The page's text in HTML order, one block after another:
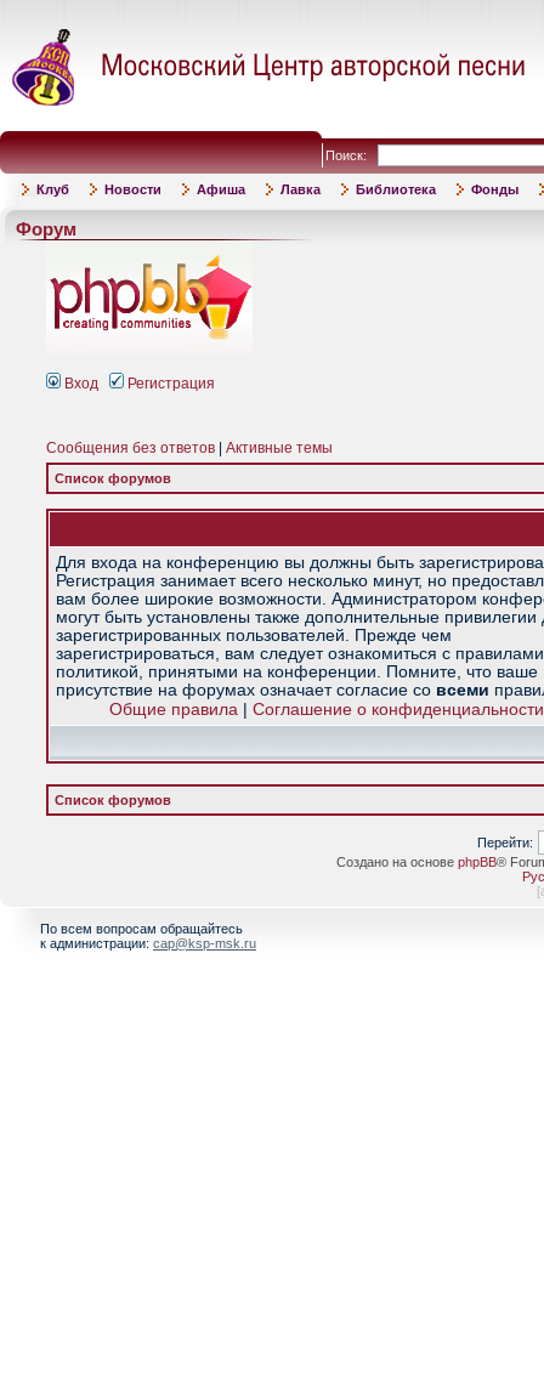
Поиск:
Клуб Новости Афиша Лавка Библиотека Фонды
Форум
Вход Регистрация
Сообщения без ответов Активные темы
Список форумов
Для входа на конференцию вы должны быть
Регистрация занимает всего несколько минут, но
вам более широкие возможности. Администратором
могут быть установлены также дополнительные привилегии
зарегистрированных пользователей. Прежде чем
зарегистрироваться, вам следует ознакомиться с
политикой, принятыми на конференции. Помните, что ваше
присутствие на форумах означает согласие со всеми
Общие правила| Соглашение о конфиденциальности
Список форумов
Перейти:
Создано на основе phpBB®
[
По всем вопросам обращайтесь
к администрации: cap@ksp-msk.ru